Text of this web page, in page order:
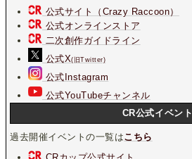
公式サイト（Crazy Raccoon）
公式オンラインストア
二次創作ガイドライン
公式X(旧Twitter)
公式Instagram
公式YouTubeチャンネル
CR公式イベント
過去開催イベントの一覧はこちら